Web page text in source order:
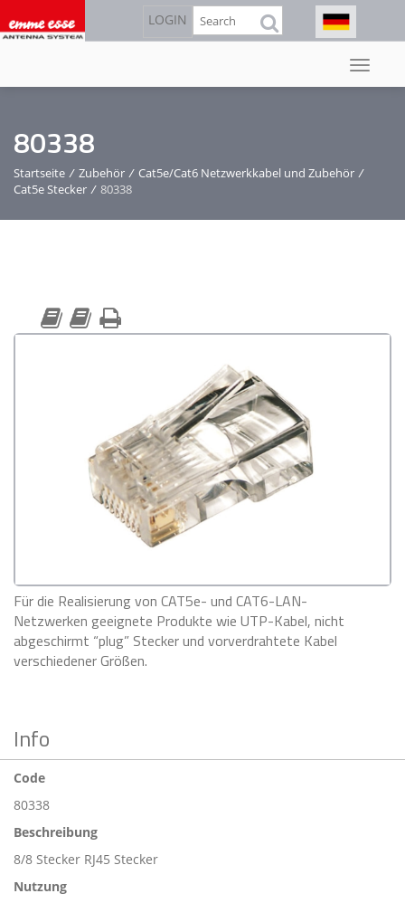
zum
Inhalt
LOGIN Suche
80338
Startseite / Zubehör / Cat5e/Cat6 Netzwerkkabel und Zubehör /
Cat5e Stecker / 80338
Für die Realisierung von CAT5e- und CAT6-LAN-
Netzwerken geeignete Produkte wie UTP-Kabel, nicht
abgeschirmt “plug” Stecker und vorverdrahtete Kabel
verschiedener Größen.
Info
Code
80338
Beschreibung
8/8 Stecker RJ45 Stecker
Nutzung